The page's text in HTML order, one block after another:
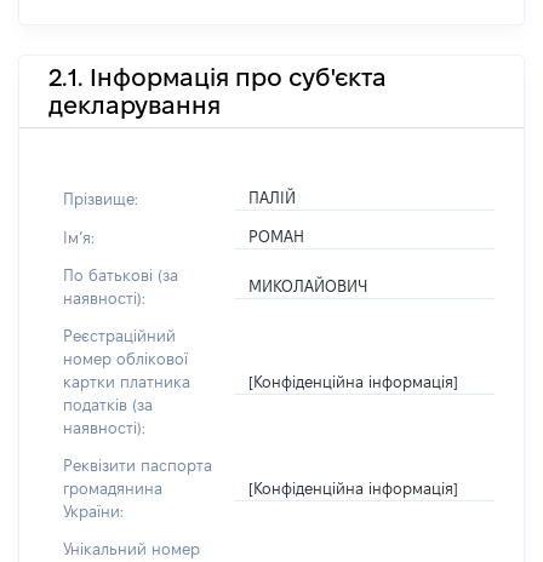
2.1. Інформація про суб'єкта
декларування
Прізвище: ПАЛІЙ
Імʼя: РОМАН
По батькові (за
наявності):
МИКОЛАЙОВИЧ
Реєстраційний
номер облікової
картки платника
податків (за
наявності):
[Конфіденційна інформація]
Реквізити паспорта
громадянина
України:
[Конфіденційна інформація]
Унікальний номер